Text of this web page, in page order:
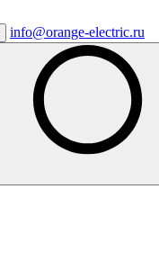
info@orange-electric.ru